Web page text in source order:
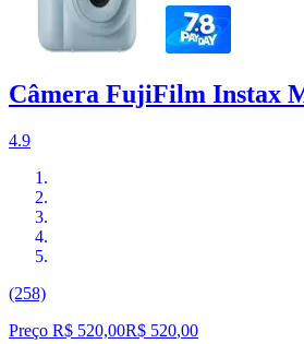
Câmera FujiFilm Instax
4.9
(258)
Preço R$ 520,00R$ 520,00